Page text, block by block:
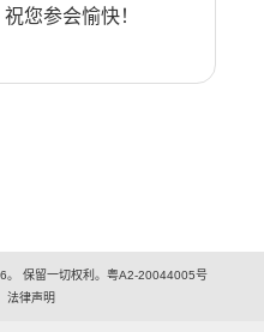
您参会愉快！
。 保留一切权利。粤A2-20044005号
法律声明